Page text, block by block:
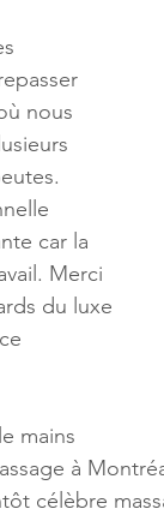
nous
car la
Merci
du luxe
mains
à
célèbre